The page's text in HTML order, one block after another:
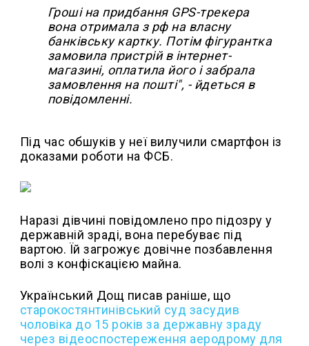
Гроші на придбання GPS-трекера
вона отримала з рф на власну
банківську картку. Потім фігурантка
замовила пристрій в інтернет-
магазині, оплатила його і забрала
замовлення на пошті", - йдеться в
повідомленні.
Під час обшуків у неї вилучили смартфон із
доказами роботи на ФСБ.
Наразі дівчині повідомлено про підозру у
державній зраді, вона перебуває під
вартою. Їй загрожує довічне позбавлення
волі з конфіскацією майна.
Український Дощ писав раніше, що
старокостянтинівський суд засудив
чоловіка до 15 років за державну зраду
через відеоспостереження аеродрому для